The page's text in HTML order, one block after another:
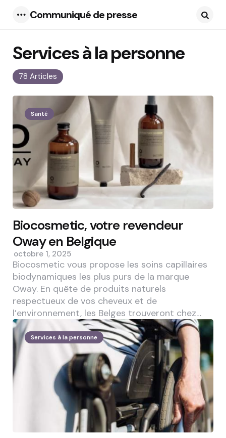
Communiqué de presse
78 Articles
Services à la personne
Santé
Biocosmetic, votre revendeur
Oway en Belgique
octobre 1, 2025
Biocosmetic vous propose les soins capillaires
biodynamiques les plus purs de la marque
Oway. En quête de produits naturels
respectueux de vos cheveux et de
l’environnement, les Belges trouveront chez…
Services à la personne